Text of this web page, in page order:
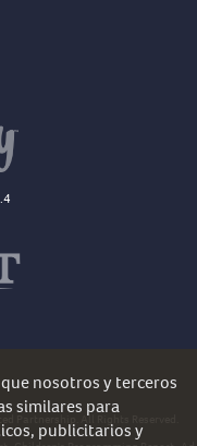
Partnership. All Rights Reserved.
nosotros y terceros
similares para
publicitarios y